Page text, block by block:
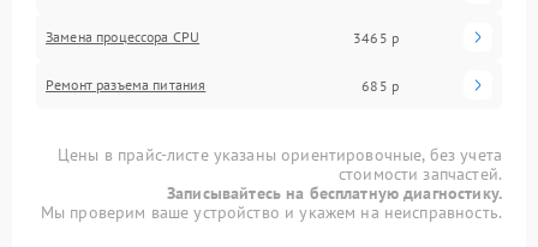
Замена процессора CPU 3465 р
Ремонт разъема питания 685 р
Цены в прайс-листе указаны ориентировочные, без учета
стоимости запчастей.
Записывайтесь на бесплатную диагностику.
Мы проверим ваше устройство и укажем на неисправность.